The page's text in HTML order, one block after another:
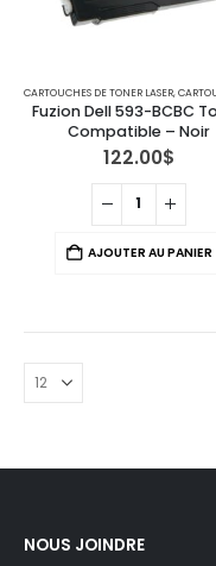
CARTOUCHES DE TONER LASER,CARTOUCHES POUR
Fuzion Dell 593-BCBC
Compatible – Noir
122.00$
AJOUTER AU PANIER
NOUS JOINDRE